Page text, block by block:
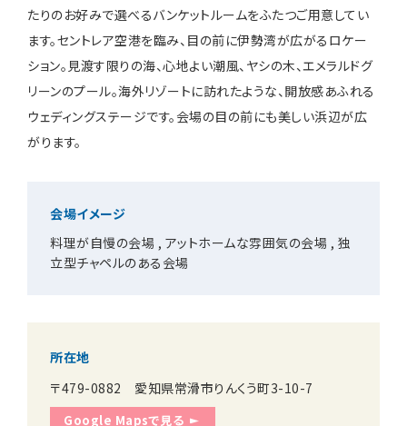
ウェディングレポート
結婚準備ガイド
資料請求 お問合せ
たりのお好みで選べるバンケットルームをふたつご用意してい
ます。セントレア空港を臨み、目の前に伊勢湾が広がるロケー
ション。見渡す限りの海、心地よい潮風、ヤシの木、エメラルドグ
リーンのプール。海外リゾートに訪れたような、開放感あふれる
ウェディングステージです。会場の目の前にも美しい浜辺が広
がります。
会場イメージ
料理が自慢の会場
アットホームな雰囲気の会場
独
立型チャペルのある会場
所在地
〒479-0882 愛知県常滑市りんくう町3-10-7
Google Mapsで見る